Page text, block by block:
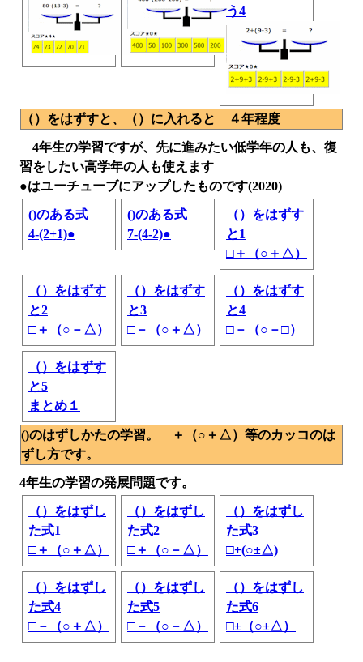
う4
（）をはずすと、（）に入れると ４年程度
4年生の学習ですが、先に進みたい低学年の人も、復
習をしたい高学年の人も使えます
●はユーチューブにアップしたものです(2020)
()のある式
4-(2+1)●
()のある式
7-(4-2)●
（）をはずす
と1
□＋（○＋△）
（）をはずす
と2
□＋（○－△）
（）をはずす
と3
□－（○＋△）
（）をはずす
と4
□－（○－□）
（）をはずす
と5
まとめ１
()のはずしかたの学習。 ＋（○＋△）等のカッコのは
ずし方です。
4年生の学習の発展問題です。
（）をはずし
た式1
□＋（○＋△）
（）をはずし
た式2
□＋（○－△）
（）をはずし
た式3
□+(○±△)
（）をはずし
た式4
□－（○＋△）
（）をはずし
た式5
□－（○－△）
（）をはずし
た式6
□±（○±△）